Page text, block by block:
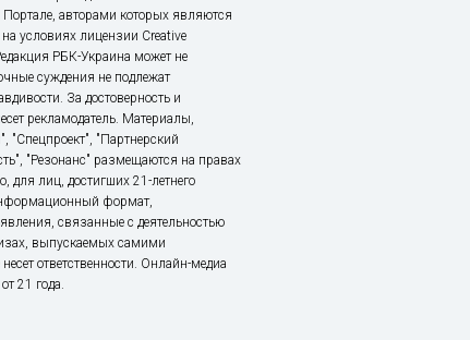
авторами которых являются
условиях лицензии Creative
РБК-Украина может не
суждения не подлежат
За достоверность и
рекламодатель. Материалы,
"Спецпроект", "Партнерский
"Резонанс" размещаются на правах
для лиц, достигших 21-летнего
формат,
связанные с деятельностью
выпускаемых самими
ответственности. Онлайн-медиа
21 года.